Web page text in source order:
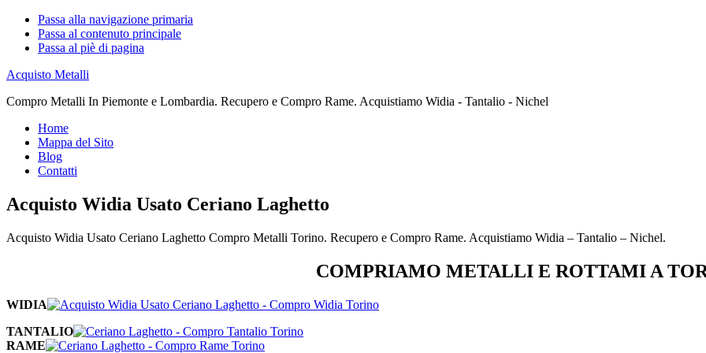
Passa alla navigazione primaria
Passa al contenuto principale
Passa al piè di pagina
Acquisto Metalli
Compro Metalli In Piemonte e Lombardia. Recupero e Compro Rame. Acquistiamo Widia - Tantalio - Nichel
Home
Mappa del Sito
Blog
Contatti
Acquisto Widia Usato Ceriano Laghetto
Acquisto Widia Usato Ceriano Laghetto Compro Metalli Torino. Recupero e Compro Rame. Acquistiamo Widia – Tantalio – Nichel.
COMPRIAMO METALLI E ROTTAMI A
WIDIA
TANTALIO
RAME